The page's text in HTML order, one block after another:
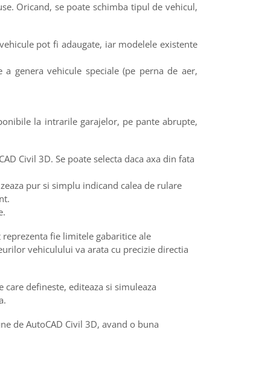
Oricand, se poate schimba tipul de vehicul,
pot fi adaugate, iar modelele existente
genera vehicule speciale (pe perna de aer,
la intrarile garajelor, pe pante abrupte,
Civil 3D. Se poate selecta daca axa din fata
pur si simplu indicand calea de rulare
fie limitele gabaritice ale
vehiculului va arata cu precizie directia
defineste, editeaza si simuleaza
de AutoCAD Civil 3D, avand o buna